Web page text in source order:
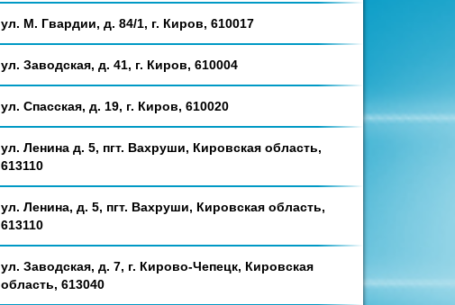
ул. М. Гвардии, д. 84/1, г. Киров, 610017
ул. Заводская, д. 41, г. Киров, 610004
ул. Спасская, д. 19, г. Киров, 610020
ул. Ленина д. 5, пгт. Вахруши, Кировская область,
613110
ул. Ленина, д. 5, пгт. Вахруши, Кировская область,
613110
ул. Заводская, д. 7, г. Кирово-Чепецк, Кировская
область, 613040